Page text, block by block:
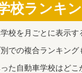
校ランキ
校を月ごとに表示す
での複合ランキング
た自動車学校はどこ